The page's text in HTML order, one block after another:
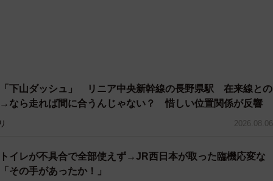
3/3
ュー予定の3000系（阪神プレスリリースから）
新型車両にも引き継がれます。2027年春にデビュー予定の新
「赤胴車」のバーミリオンを引き継ぎつつ、「明るい未来を
「下山ダッシュ」 リニア中央新幹線の長野県駅 在来線との
なら走れば間に合うんじゃない？ 惜しい位置関係が反響
2026.08.06
イレが不具合で全部使えず→JR西日本が取った臨機応変な
その手があったか！」